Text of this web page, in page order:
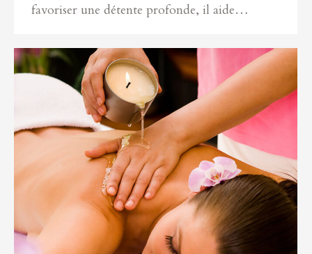
favoriser une détente profonde, il aide…